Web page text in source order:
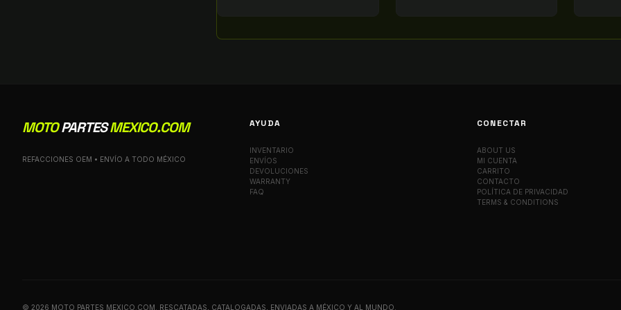
MOTOPARTESMEXICO.COM
REFACCIONES OEM • ENVÍO A TODO MÉXICO
AYUDA
INVENTARIO
ENVÍOS
DEVOLUCIONES
WARRANTY
FAQ
CONECTAR
ABOUT US
MI CUENTA
CARRITO
CONTACTO
POLÍTICA DE PRIVACIDAD
TERMS & CONDITIONS
© 2026 MOTO PARTES MEXICO.COM. RESCATADAS, CATALOGADAS, ENVIADAS A MÉXICO Y AL MUNDO.